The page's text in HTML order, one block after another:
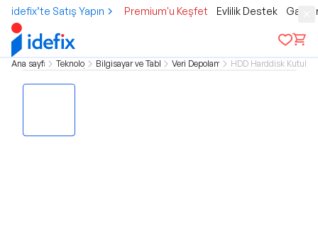
idefix’te Satış Yapın Premium'u Keşfet Evlilik Destek
Ana sayfa Teknoloji Bilgisayar ve Tablet Veri Depolama HDD Harddisk Kutuları